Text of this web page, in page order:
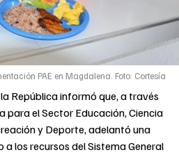
PAE en Magdalena. Foto: Cortesía
República informó que, a través
para el Sector Educación, Ciencia
y Deporte, adelantó una
los recursos del Sistema General